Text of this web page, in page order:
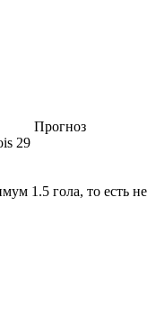
Прогноз
29
1.5 гола, то есть не